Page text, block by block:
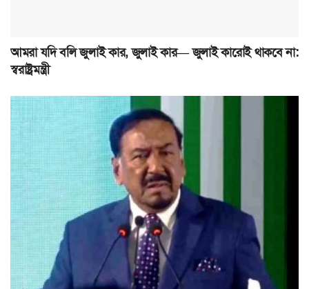
আমরা যদি বলি জুলাই কার, জুলাই কার— জুলাই কারোই থাকবে না:
স্বরাষ্ট্রমন্ত্রী